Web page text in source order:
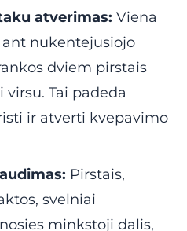
atverimas: Viena
nukentejusiojo
dviem pirstais
Tai padeda
ir atverti kvepavimo
Pirstais,
svelniai
minkstoji dalis,